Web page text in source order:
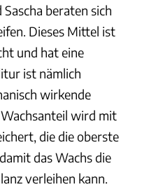
beraten sich
Dieses Mittel ist
und hat eine
ist nämlich
wirkende
wird mit
die die oberste
das Wachs die
verleihen kann.